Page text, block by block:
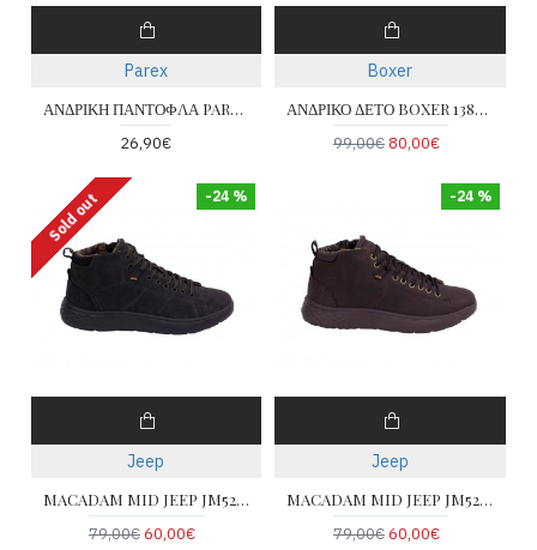
Parex
ΑΝΔΡΙΚΗ ΠΑΝΤΟΦΛΑ PAREX 101-32-058-BLUE
26,90€
Boxer
ΑΝΔΡΙΚΟ ΔΕΤΟ BOXER 13820-BLACK
99,00€80,00€
-24 %
Sold out
Jeep
MACADAM MID JEEP JM52051A-062
79,00€60,00€
-24 %
Jeep
MACADAM MID JEEP JM52051A-030
79,00€60,00€